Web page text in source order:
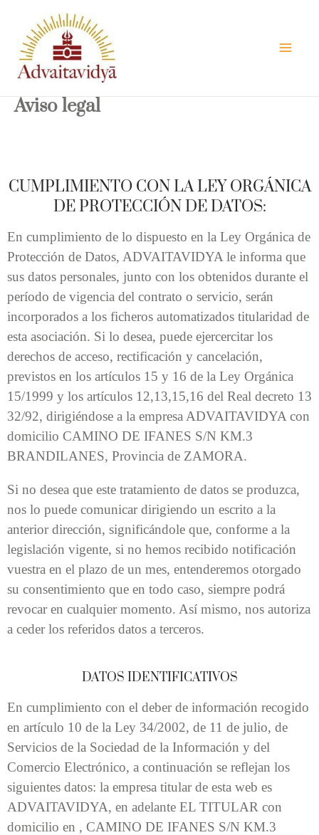
contingut
Aviso legal
CUMPLIMIENTO CON LA LEY ORGÁNICA
DE PROTECCIÓN DE DATOS:
En cumplimiento de lo dispuesto en la Ley Orgánica de
Protección de Datos, ADVAITAVIDYA le informa que
sus datos personales, junto con los obtenidos durante el
período de vigencia del contrato o servicio, serán
incorporados a los ficheros automatizados titularidad de
esta asociación. Si lo desea, puede ejercercitar los
derechos de acceso, rectificación y cancelación,
previstos en los artículos 15 y 16 de la Ley Orgánica
15/1999 y los artículos 12,13,15,16 del Real decreto 13
32/92, dirigiéndose a la empresa ADVAITAVIDYA con
domicilio CAMINO DE IFANES S/N KM.3
BRANDILANES, Provincia de ZAMORA.
Si no desea que este tratamiento de datos se produzca,
nos lo puede comunicar dirigiendo un escrito a la
anterior dirección, significándole que, conforme a la
legislación vigente, si no hemos recibido notificación
vuestra en el plazo de un mes, entenderemos otorgado
su consentimiento que en todo caso, siempre podrá
revocar en cualquier momento. Así mismo, nos autoriza
a ceder los referidos datos a terceros.
DATOS IDENTIFICATIVOS
En cumplimiento con el deber de información recogido
en artículo 10 de la Ley 34/2002, de 11 de julio, de
Servicios de la Sociedad de la Información y del
Comercio Electrónico, a continuación se reflejan los
siguientes datos: la empresa titular de esta web es
ADVAITAVIDYA, en adelante EL TITULAR con
domicilio en , CAMINO DE IFANES S/N KM.3